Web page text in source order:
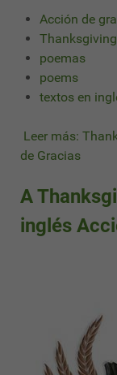
Acción de
Thanksgiving
poemas
poems
textos en
Leer más:
de Gracias
A
inglés